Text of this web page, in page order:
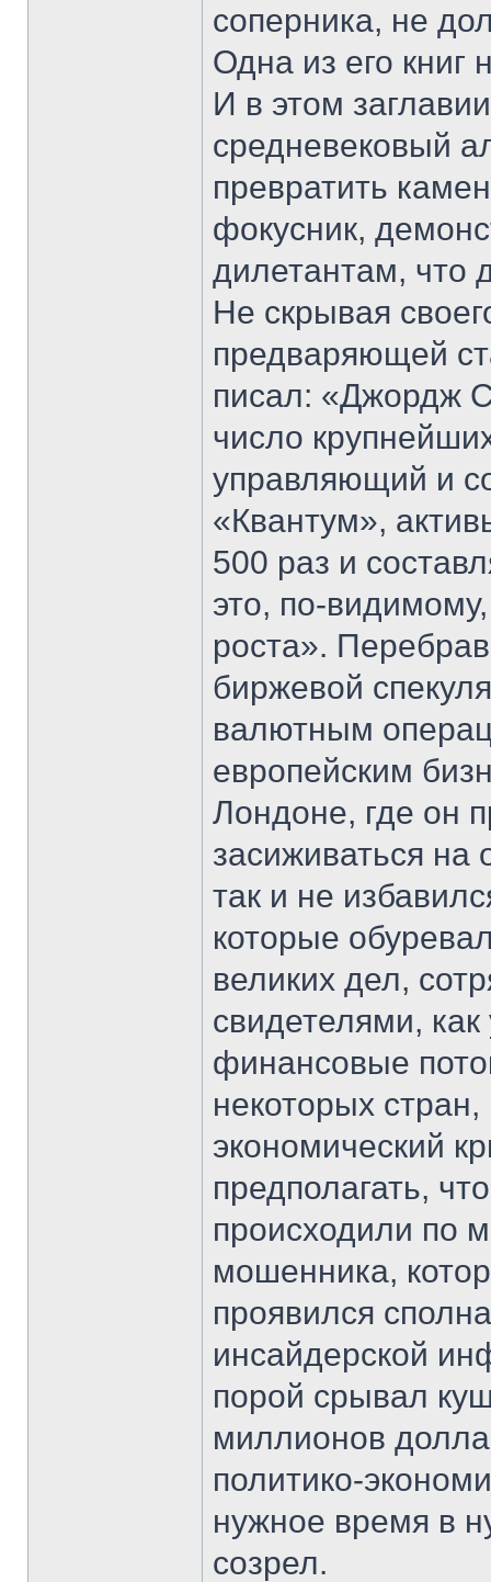
соперника, не
Одна из его
И в этом
средневековый
превратить
фокусник,
дилетантам, что
Не скрывая
предваряющей
писал: «Джордж
число
управляющий и
«Квантум»,
500 раз и
это, по-
роста».
биржевой
валютным
европейским
Лондоне, где он
засиживаться
так и не
которые
великих дел,
свидетелями,
финансовые
некоторых
экономический
предполагать,
происходили по
мошенника,
проявился
инсайдерской
порой срывал
миллионов
политико-
нужное время в
созрел.